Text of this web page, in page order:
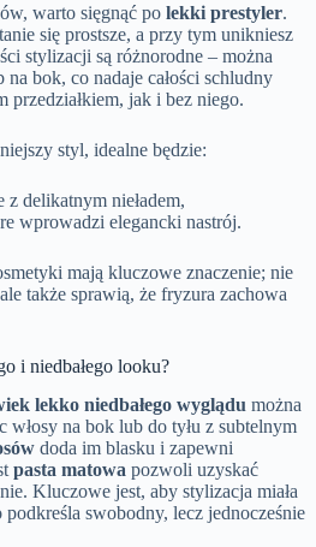
warto sięgnąć po lekki prestyler.
się prostsze, a przy tym unikniesz
stylizacji są różnorodne – można
na bok, co nadaje całości schludny
jak i bez niego.
styl, idealne będzie:
z delikatnym nieładem,
wprowadzi elegancki nastrój.
mają kluczowe znaczenie; nie
także sprawią, że fryzura zachowa
i niedbałego looku?
lekko niedbałego wyglądu można
włosy na bok lub do tyłu z subtelnym
doda im blasku i zapewni
pasta matowa pozwoli uzyskać
Kluczowe jest, aby stylizacja miała
swobodny, lecz jednocześnie